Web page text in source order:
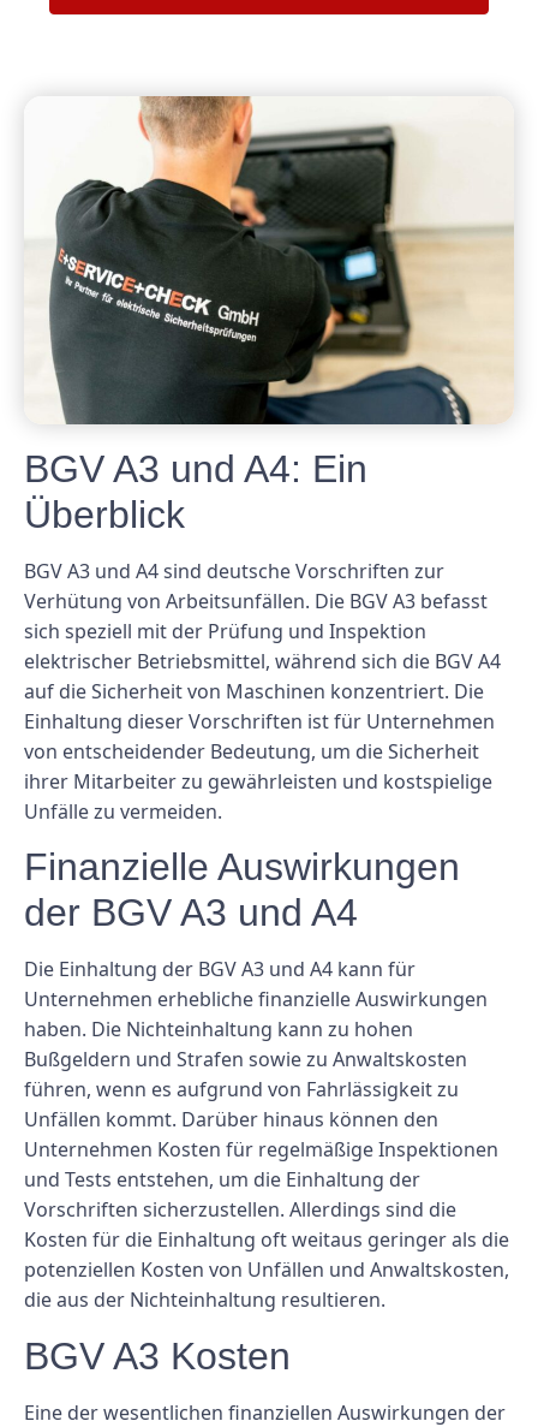
BGV A3 und A4: Ein
Überblick
BGV A3 und A4 sind deutsche Vorschriften zur
Verhütung von Arbeitsunfällen. Die BGV A3 befasst
sich speziell mit der Prüfung und Inspektion
elektrischer Betriebsmittel, während sich die BGV A4
auf die Sicherheit von Maschinen konzentriert. Die
Einhaltung dieser Vorschriften ist für Unternehmen
von entscheidender Bedeutung, um die Sicherheit
ihrer Mitarbeiter zu gewährleisten und kostspielige
Unfälle zu vermeiden.
Finanzielle Auswirkungen
der BGV A3 und A4
Die Einhaltung der BGV A3 und A4 kann für
Unternehmen erhebliche finanzielle Auswirkungen
haben. Die Nichteinhaltung kann zu hohen
Bußgeldern und Strafen sowie zu Anwaltskosten
führen, wenn es aufgrund von Fahrlässigkeit zu
Unfällen kommt. Darüber hinaus können den
Unternehmen Kosten für regelmäßige Inspektionen
und Tests entstehen, um die Einhaltung der
Vorschriften sicherzustellen. Allerdings sind die
Kosten für die Einhaltung oft weitaus geringer als die
potenziellen Kosten von Unfällen und Anwaltskosten,
die aus der Nichteinhaltung resultieren.
BGV A3 Kosten
Eine der wesentlichen finanziellen Auswirkungen der